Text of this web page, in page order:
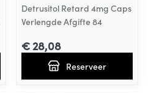
Detrusitol Retard 4mg Caps
Verlengde Afgifte 84
€ 28,08
Reserveer